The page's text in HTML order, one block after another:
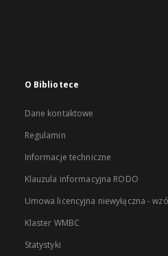
O Bibliotece
Dane kontaktowe
Regulamin
Informacje techniczne
Klauzula informacyjna RODO
Umowa licencyjna niewyłączna -
Klaster WMBC
Statystyki